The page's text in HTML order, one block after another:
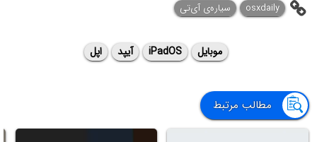
osxdaily
سیاره‌ی ‌آی‌تی
موبایل iPadOS آیپد اپل
مطالب مرتبط